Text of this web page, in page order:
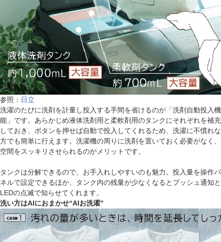
参照： 日立
洗濯のたびに洗剤を計量し投入する手間を省けるのが「洗剤自動投入機
能」です。あらかじめ液体洗剤用と柔軟剤用のタンクにそれぞれを補充
しておき、ボタンを押せば自動で投入してくれるため、洗濯に不慣れな
方でも簡単に行えます。洗濯機の周りに洗剤を置いておく必要がなく、
空間をスッキリさせられるのがメリットです。
タンクは分解できるので、お手入れしやすいのも魅力。投入量を操作パ
ネルで設定できるほか、タンク内の残量が少なくなるとプッシュ通知と
LEDの点滅で知らせてくれます。
洗い方はAIにおまかせ“AIお洗濯”